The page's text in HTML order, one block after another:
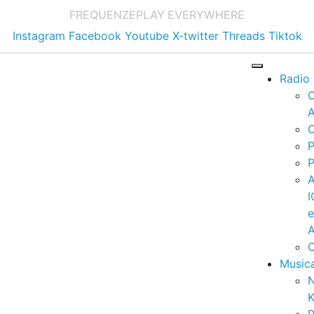
FREQUENZEPLAY EVERYWHERE
Instagram Facebook Youtube X-twitter Threads Tiktok
Radio
e